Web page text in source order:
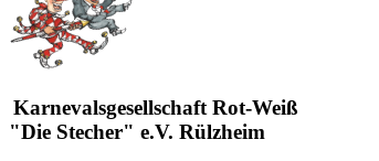
Karnevalsgesellschaft Rot-Weiß
"Die Stecher" e.V. Rülzheim